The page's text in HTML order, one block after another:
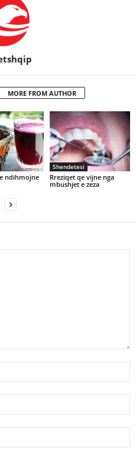
MORE FROM AUTHOR
ndihmojne
Shendetesi
Rreziqet qe vijne nga
mbushjet e zeza